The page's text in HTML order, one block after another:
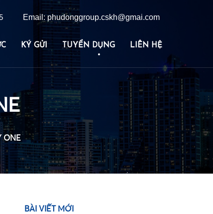
Email: phudonggroup.cskh@gmai.com
KÝ GỬI TUYỂN DỤNG LIÊN HỆ
ONE
BÀI VIẾT MỚI